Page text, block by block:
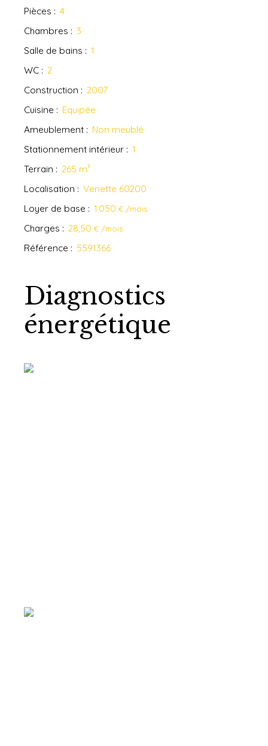
Pièces : 4
Chambres : 3
Salle de bains : 1
WC : 2
Construction : 2007
Cuisine : Equipée
Ameublement : Non meublé
Stationnement intérieur : 1
Terrain : 265 m²
Localisation : Venette 60200
Loyer de base : 1 050 € /mois
Charges : 28,50 € /mois
Référence : 5591366
Diagnostics
énergétique